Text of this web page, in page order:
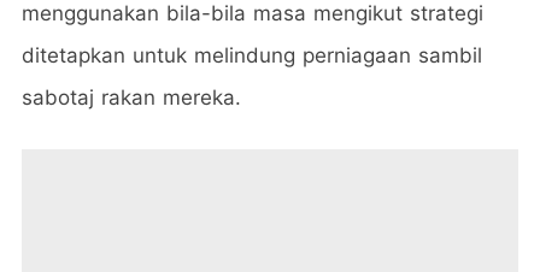
menggunakan bila-bila masa mengikut strategi
ditetapkan untuk melindung perniagaan sambil
sabotaj rakan mereka.